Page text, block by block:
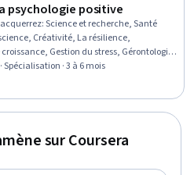
psychologie positive
:Science et recherche, Santé
Créativité, La résilience,
Gestion du stress, Gérontologie,
Psychologie scolaire, Méditation et
froid, Évaluations psychologiques,
Maladies et troubles de la santé
Spécialisation · 3 à 6 mois
sur Coursera